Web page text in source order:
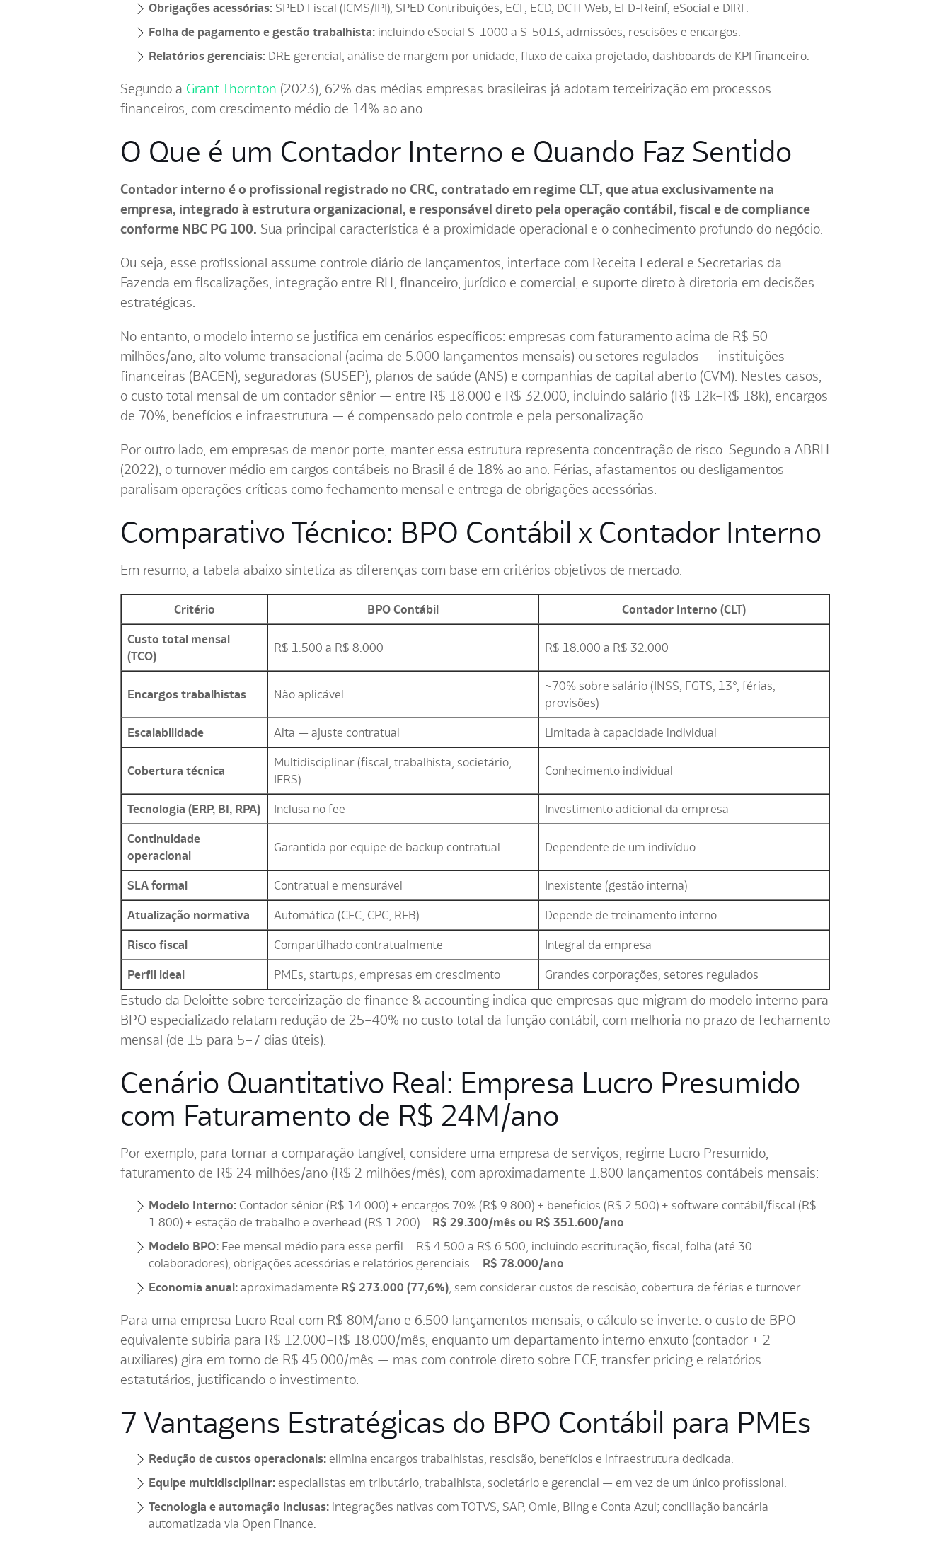
Obrigações acessórias: SPED Fiscal (ICMS/IPI), SPED Contribuições, ECF, ECD, DCTFWeb, EFD-Reinf, eSocial e DIRF.
Folha de pagamento e gestão trabalhista: incluindo eSocial S-1000 a S-5013, admissões, rescisões e encargos.
Relatórios gerenciais: DRE gerencial, análise de margem por unidade, fluxo de caixa projetado, dashboards de KPI financeiro.
Segundo a Grant Thornton (2023), 62% das médias empresas brasileiras já adotam terceirização em processos
financeiros, com crescimento médio de 14% ao ano.
O Que é um Contador Interno e Quando Faz Sentido
Contador interno é o profissional registrado no CRC, contratado em regime CLT, que atua exclusivamente na
empresa, integrado à estrutura organizacional, e responsável direto pela operação contábil, fiscal e de compliance
conforme NBC PG 100. Sua principal característica é a proximidade operacional e o conhecimento profundo do negócio.
Ou seja, esse profissional assume controle diário de lançamentos, interface com Receita Federal e Secretarias da
Fazenda em fiscalizações, integração entre RH, financeiro, jurídico e comercial, e suporte direto à diretoria em decisões
estratégicas.
No entanto, o modelo interno se justifica em cenários específicos: empresas com faturamento acima de R$ 50
milhões/ano, alto volume transacional (acima de 5.000 lançamentos mensais) ou setores regulados — instituições
financeiras (BACEN), seguradoras (SUSEP), planos de saúde (ANS) e companhias de capital aberto (CVM). Nestes casos,
o custo total mensal de um contador sênior — entre R$ 18.000 e R$ 32.000, incluindo salário (R$ 12k–R$ 18k), encargos
de 70%, benefícios e infraestrutura — é compensado pelo controle e pela personalização.
Por outro lado, em empresas de menor porte, manter essa estrutura representa concentração de risco. Segundo a ABRH
(2022), o turnover médio em cargos contábeis no Brasil é de 18% ao ano. Férias, afastamentos ou desligamentos
paralisam operações críticas como fechamento mensal e entrega de obrigações acessórias.
Comparativo Técnico: BPO Contábil x Contador Interno
Em resumo, a tabela abaixo sintetiza as diferenças com base em critérios objetivos de mercado:
Critério BPO Contábil Contador Interno (CLT)
Custo total mensal
(TCO)
R$ 1.500 a R$ 8.000 R$ 18.000 a R$ 32.000
Encargos trabalhistas Não aplicável
~70% sobre salário (INSS, FGTS, 13º, férias,
provisões)
Escalabilidade Alta — ajuste contratual Limitada à capacidade individual
Cobertura técnica
Multidisciplinar (fiscal, trabalhista, societário,
IFRS)
Conhecimento individual
Tecnologia (ERP, BI, RPA) Inclusa no fee Investimento adicional da empresa
Continuidade
operacional
Garantida por equipe de backup contratual Dependente de um indivíduo
SLA formal Contratual e mensurável Inexistente (gestão interna)
Atualização normativa Automática (CFC, CPC, RFB) Depende de treinamento interno
Risco fiscal Compartilhado contratualmente Integral da empresa
Perfil ideal PMEs, startups, empresas em crescimento Grandes corporações, setores regulados
Estudo da Deloitte sobre terceirização de finance & accounting indica que empresas que migram do modelo interno para
BPO especializado relatam redução de 25–40% no custo total da função contábil, com melhoria no prazo de fechamento
mensal (de 15 para 5–7 dias úteis).
Cenário Quantitativo Real: Empresa Lucro Presumido
com Faturamento de R$ 24M/ano
Por exemplo, para tornar a comparação tangível, considere uma empresa de serviços, regime Lucro Presumido,
faturamento de R$ 24 milhões/ano (R$ 2 milhões/mês), com aproximadamente 1.800 lançamentos contábeis mensais:
Modelo Interno: Contador sênior (R$ 14.000) + encargos 70% (R$ 9.800) + benefícios (R$ 2.500) + software contábil/fiscal (R$
1.800) + estação de trabalho e overhead (R$ 1.200) = R$ 29.300/mês ou R$ 351.600/ano.
Modelo BPO: Fee mensal médio para esse perfil = R$ 4.500 a R$ 6.500, incluindo escrituração, fiscal, folha (até 30
colaboradores), obrigações acessórias e relatórios gerenciais = R$ 78.000/ano.
Economia anual: aproximadamente R$ 273.000 (77,6%), sem considerar custos de rescisão, cobertura de férias e turnover.
Para uma empresa Lucro Real com R$ 80M/ano e 6.500 lançamentos mensais, o cálculo se inverte: o custo de BPO
equivalente subiria para R$ 12.000–R$ 18.000/mês, enquanto um departamento interno enxuto (contador + 2
auxiliares) gira em torno de R$ 45.000/mês — mas com controle direto sobre ECF, transfer pricing e relatórios
estatutários, justificando o investimento.
7 Vantagens Estratégicas do BPO Contábil para PMEs
Redução de custos operacionais: elimina encargos trabalhistas, rescisão, benefícios e infraestrutura dedicada.
Equipe multidisciplinar: especialistas em tributário, trabalhista, societário e gerencial — em vez de um único profissional.
Tecnologia e automação inclusas: integrações nativas com TOTVS, SAP, Omie, Bling e Conta Azul; conciliação bancária
automatizada via Open Finance.